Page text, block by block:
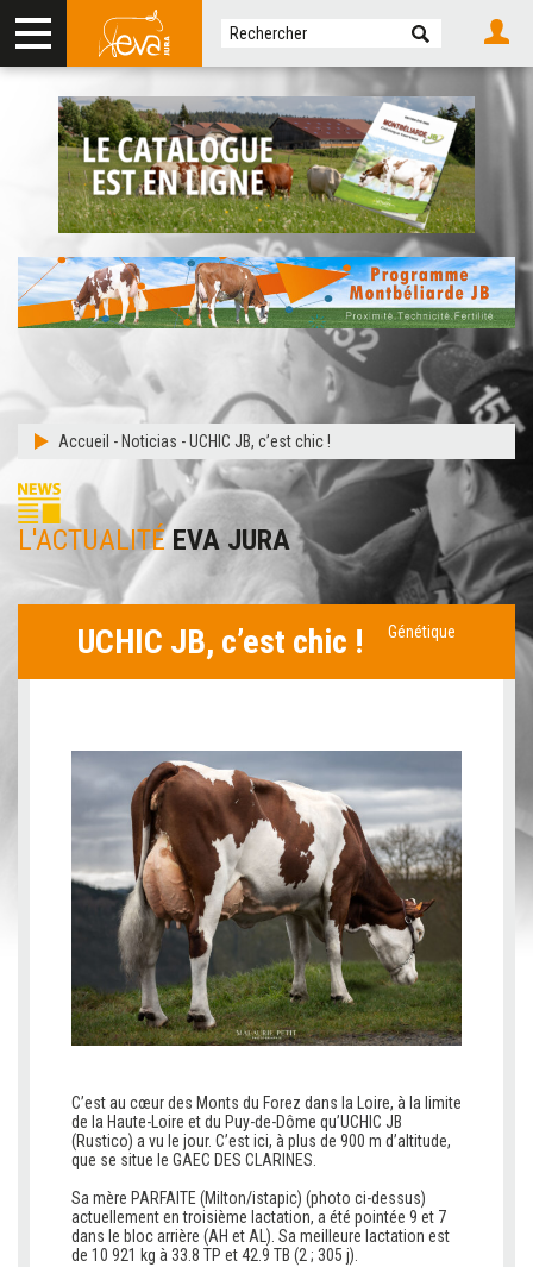
Accueil - Noticias -UCHIC JB, c’est chic !
L'ACTUALITÉEVA JURA
UCHIC JB, c’est chic ! Génétique
C’est au cœur des Monts du Forez dans la Loire, à la limite
de la Haute-Loire et du Puy-de-Dôme qu’UCHIC JB
(Rustico) a vu le jour. C’est ici, à plus de 900 m d’altitude,
que se situe le GAEC DES CLARINES.
Sa mère PARFAITE (Milton/istapic) (photo ci-dessus)
actuellement en troisième lactation, a été pointée 9 et 7
dans le bloc arrière (AH et AL). Sa meilleure lactation est
de 10 921 kg à 33.8 TP et 42.9 TB (2 ; 305 j).